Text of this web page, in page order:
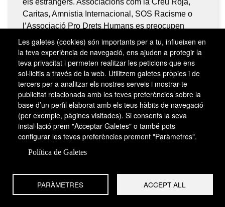
Caritas, Amnistia Internacional, SOS Racisme o
l’Associació Pro Drets Humans es preocupen
intensament de la problemàtica social i econòmica
d’aquests col·lectius i denuncien qualsevol actitud
racista i xenòfoba. Als Països Catalans, ultra els
problemes tradicionals respecte als gitanos, han
començat d’aparèixer conductes xenòfobes arran
de l’arribada de nous immigrants procedents de
l’Amèrica Llatina o d’Àfrica.
L’edat i el sexe de les persones que componen la població
són uns elements clau per a conèixer la seva estructura i
Les galetes (cookies) són importants per a tu, influeixen en
la teva experiència de navegació, ens ajuden a protegir la
teva privacitat i permeten realitzar les peticions que ens
sol·licitis a través de la web. Utilitzem galetes pròpies i de
tercers per a analitzar els nostres serveis i mostrar-te
publicitat relacionada amb les teves preferències sobre la
base d’un perfil elaborat amb els teus hàbits de navegació
(per exemple, pàgines visitades). Si consents la seva
instal·lació prem "Acceptar Galetes" o també pots
configurar les teves preferències prement "Paràmetres".
Política de Galetes
PARÀMETRES ACCEPT ALL